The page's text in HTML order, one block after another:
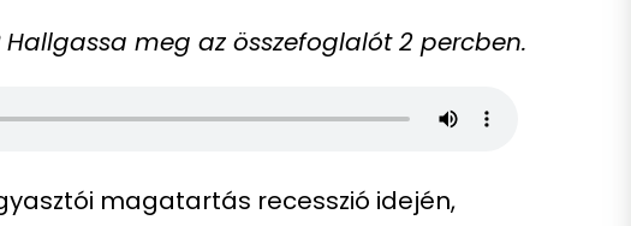
meg az összefoglalót 2 percben.
magatartás recesszió idején,